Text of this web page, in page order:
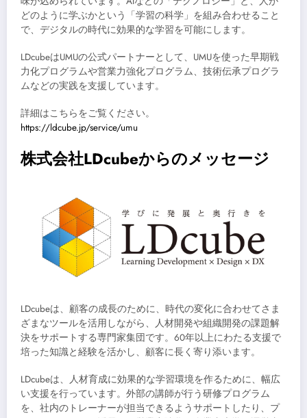
どのように学ぶかという「学習の科学」を組み合わせること
で、デジタルの時代に効果的な学習を可能にします。
LDcubeはUMUの公式パートナーとして、UMUを使った早期戦
力化プログラムや営業力強化プログラム、技術伝承プログラ
ムなどの実践を支援しています。
詳細はこちらをご覧ください。
https://ldcube.jp/service/umu
株式会社LDcubeからのメッセージ
LDcubeは、顧客の成長のために、時代の変化に合わせてさま
ざまなツールを活用しながら、人材開発や組織開発の課題解
決をサポートする専門家集団です。60年以上にわたる支援で
培った知識と経験を活かし、顧客に長く寄り添います。
LDcubeは、人材育成に効果的な学習環境を作るために、幅広
い支援を行っています。外部の講師が行う研修プログラム
を、社内のトレーナーが担当できるようサポートしたり、プ